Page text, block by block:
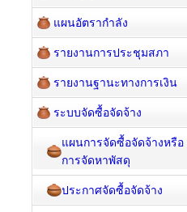
แผนอัตรากำลัง
รายงานการประชุมสภา
รายงานฐานะทางการเงิน
ระบบจัดซื้อจัดจ้าง
แผนการจัดซื้อจัดจ้างหรือ
การจัดหาพัสดุ
ประกาศจัดซื้อจัดจ้าง